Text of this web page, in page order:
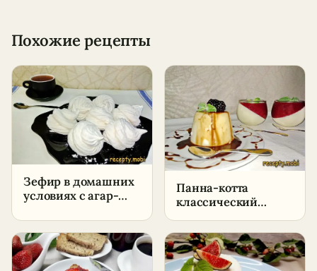
Похожие рецепты
Зефир в домашних
условиях с агар-
пошаговый рецепт
классический
Панна-котта
классический
пошаговый рецепт
в домашних
условиях